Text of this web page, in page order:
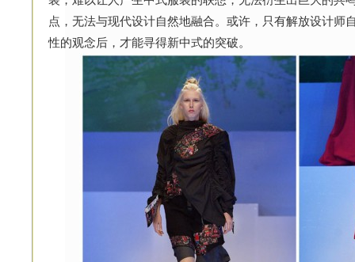
点，无法与现代设计自然地融合。或许，只有解放设计师
性的观念后，才能寻得新中式的突破。